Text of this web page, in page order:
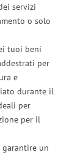
servizi
o solo
tuoi beni
per
e
durante il
per
per il
un